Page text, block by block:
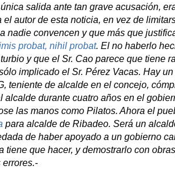
salida ante tan grave acusación,
el autor de esta noticia, en vez de
nadie convencen y que más que
probat, nihil probat. El no haberlo
y que el Sr. Cao parece que tiene
implicado el Sr. Pérez Vacas. Hay
teniente de alcalde en el concejo,
alcalde durante cuatro años en el
las manos como Pilatos. Ahora el
para alcalde de Ribadeo. Será un
de haber apoyado a un gobierno
tiene que hacer, y demostrarlo con
errores.-